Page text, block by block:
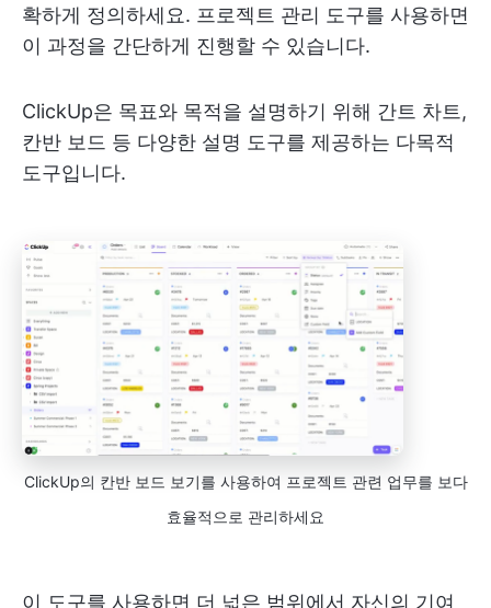
확하게 정의하세요. 프로젝트 관리 도구를 사용하면
이 과정을 간단하게 진행할 수 있습니다.
ClickUp은 목표와 목적을 설명하기 위해 간트 차트,
칸반 보드 등 다양한 설명 도구를 제공하는 다목적
도구입니다.
ClickUp의 칸반 보드 보기를 사용하여 프로젝트 관련 업무를 보다
효율적으로 관리하세요
이 도구를 사용하면 더 넓은 범위에서 자신의 기여